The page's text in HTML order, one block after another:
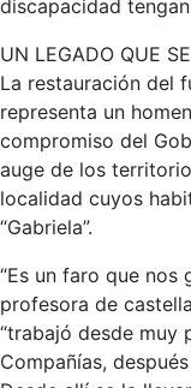
discapacidad
UN LEGADO QUE
La restauración del
representa un
compromiso del
auge de los
localidad cuyos
“Gabriela”.
“Es un faro que nos
profesora de
“trabajó desde muy
Compañías,